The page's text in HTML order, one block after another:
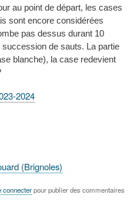
au point de départ, les cases
sont encore considérées
pas dessus durant 10
de sauts. La partie
blanche), la case redevient
2024
(Brignoles)
connecterpour publier des commentaires